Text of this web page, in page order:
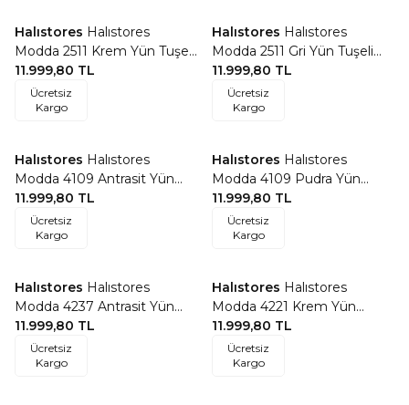
Favorilere Ekle
Halıstores Halıstores
Modda 2511 Krem Yün Tuşeli
Akrilik Modern Saçaklı
Makine Halısı
11.999,80 TL
Ücretsiz
Kargo
Favorilere Ekle
Halıstores Halıstores
Modda 2511 Gri Yün Tuşeli
Akrilik Modern Saçaklı
Makine Halısı
11.999,80 TL
Ücretsiz
Kargo
Favorilere Ekle
Halıstores Halıstores
Modda 4109 Antrasit Yün
Tuşeli Akrilik Modern Saçaklı
Makine Halısı
11.999,80 TL
Ücretsiz
Kargo
Favorilere Ekle
Halıstores Halıstores
Modda 4109 Pudra Yün
Tuşeli Akrilik Modern Saçaklı
Makine Halısı
11.999,80 TL
Ücretsiz
Kargo
Favorilere Ekle
Halıstores Halıstores
Modda 4237 Antrasit Yün
Tuşeli Akrilik Modern Saçaklı
Makine Halısı
11.999,80 TL
Ücretsiz
Kargo
Favorilere Ekle
Halıstores Halıstores
Modda 4221 Krem Yün
Tuşeli Akrilik Modern Saçaklı
Makine Halısı
11.999,80 TL
Ücretsiz
Kargo